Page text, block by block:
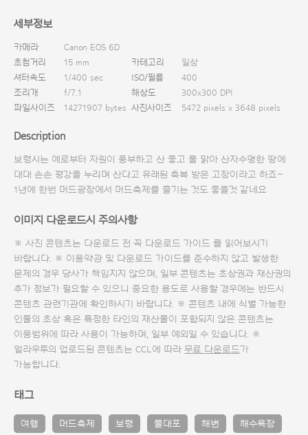
세부정보
카메라
Canon EOS 6D
초첨거리
15 mm 카테고리
일상
셔터속도
1/400 sec ISO/필름
400
조리개
f/7.1 해상도
300x300 DPI
파일사이즈
14271907 bytes 사진사이즈 5472 pixels x 3648 pixels
Description
보령시는 예로부터 자원이 풍부하고 산 좋고 물 맑아 산자수명한 땅에
대대 손손 평강을 누리며 산다고 유래된 축복 받은 고장이라고 하죠~
1년에 한번 머드광장에서 머드축제를 즐기는 것도 좋을것 같네요
이미지 다운로드시 주의사항
※ 사진 콘텐츠는 다운로드 전 꼭 다운로드 가이드 를 읽어보시기
바랍니다. ※ 이용약관 및 다운로드 가이드를 준수하지 않고 발생한
문제의 경우 당사가 책임지지 않으며, 일부 콘텐츠는 초상권과 재산권의
추가 정보가 필요할 수 있으니 중요한 용도로 사용할 경우에는 반드시
콘텐츠 관련기관에 확인하시기 바랍니다. ※ 콘텐츠 내에 식별 가능한
인물의 초상 혹은 특정한 타인의 재산물이 포함되지 않은 콘텐츠는
이용범위에 따라 사용이 가능하며, 일부 예외일 수 있습니다. ※
얼라우투의 업로드된 콘텐츠는 CCL에 따라 무료 다운로드가
가능합니다.
태그
여행 머드축제 보령 물대포 해변 해수욕장